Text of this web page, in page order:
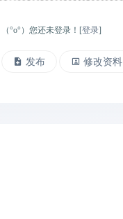
（°ο°）您还未登录！[登录]
发布 修改资料